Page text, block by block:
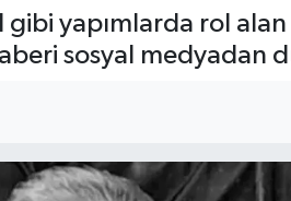
yapımlarda rol
sosyal medyadan